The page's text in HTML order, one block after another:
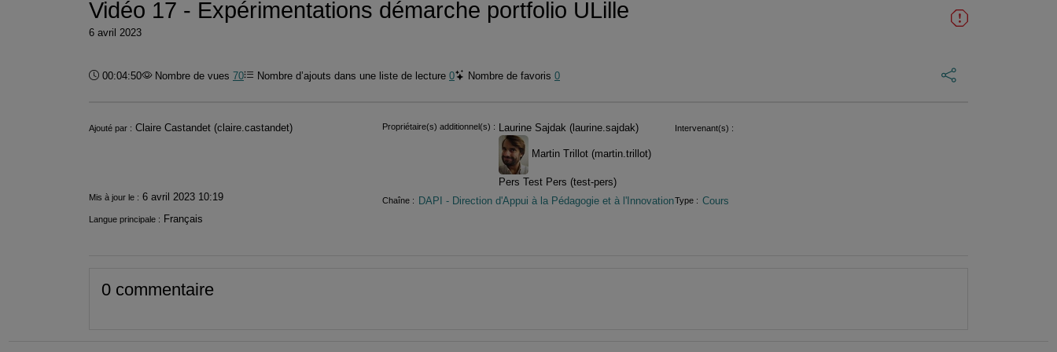
Vidéo 17 - Expérimentations démarche portfolio ULille
6 avril 2023
Durée :
00:04:50 Nombre de vues 70 Nombre d’ajouts dans une liste de lecture 0 Nombre de favoris 0
Informations
Ajouté par : Claire Castandet (claire.castandet) Propriétaire(s) additionnel(s) : Laurine Sajdak (laurine.sajdak)
Martin Trillot (martin.trillot)
Pers Test Pers (test-pers)
Intervenant(s) :
Mis à jour le : 6 avril 2023 10:19 Chaîne : DAPI - Direction d'Appui à la Pédagogie et à l'InnovationType : Cours
Langue principale : Français
0 commentaire